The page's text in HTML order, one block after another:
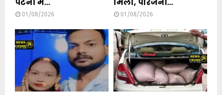
01/08/2026 01/08/2026